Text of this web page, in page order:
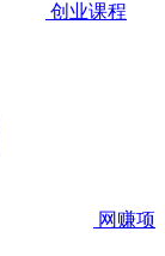
创业课程
网赚项